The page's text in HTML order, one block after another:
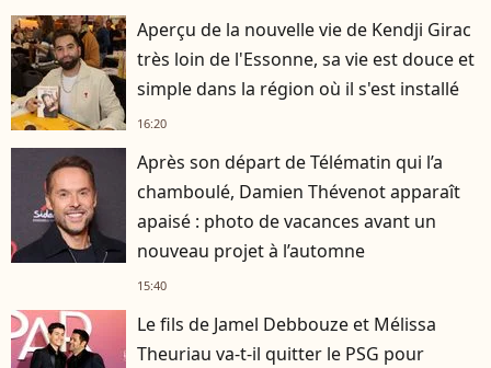
Aperçu de la nouvelle vie de Kendji Girac
très loin de l'Essonne, sa vie est douce et
simple dans la région où il s'est installé
16:20
Après son départ de Télématin qui l’a
chamboulé, Damien Thévenot apparaît
apaisé : photo de vacances avant un
nouveau projet à l’automne
15:40
Le fils de Jamel Debbouze et Mélissa
Theuriau va-t-il quitter le PSG pour